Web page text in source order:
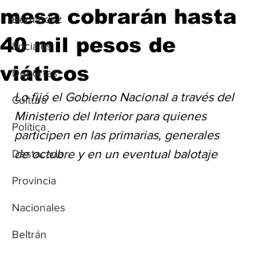
Bermúdez
Sociales
Deportes
Cultura
Política
Destacada
Provincia
Nacionales
Beltrán
mesa cobrarán hasta
40 mil pesos de
viáticos
Lo fijó el Gobierno Nacional a través del
Ministerio del Interior para quienes
participen en las primarias, generales
de octubre y en un eventual balotaje